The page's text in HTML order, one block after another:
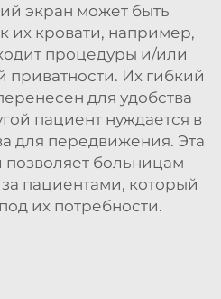
экран может быть
кровати, например,
процедуры и/или
приватности. Их гибкий
для удобства
пациент нуждается в
для передвижения. Эта
позволяет больницам
за пациентами, который
их потребности.